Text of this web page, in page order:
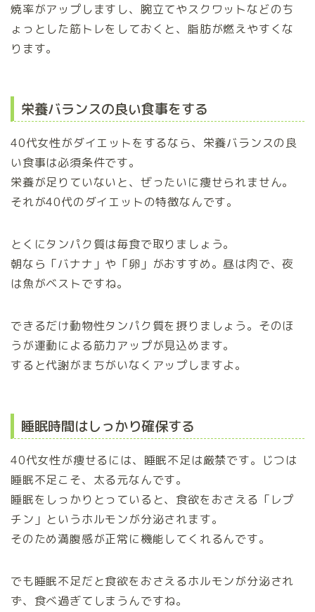
焼率がアップしますし、腕立てやスクワットなどのち
ょっとした筋トレをしておくと、脂肪が燃えやすくな
ります。
栄養バランスの良い食事をする
40代女性がダイエットをするなら、栄養バランスの良
い食事は必須条件です。
栄養が足りていないと、ぜったいに痩せられません。
それが40代のダイエットの特徴なんです。
とくにタンパク質は毎食で取りましょう。
朝なら「バナナ」や「卵」がおすすめ。昼は肉で、夜
は魚がベストですね。
できるだけ動物性タンパク質を摂りましょう。そのほ
うが運動による筋力アップが見込めます。
すると代謝がまちがいなくアップしますよ。
睡眠時間はしっかり確保する
40代女性が痩せるには、睡眠不足は厳禁です。じつは
睡眠不足こそ、太る元なんです。
睡眠をしっかりとっていると、食欲をおさえる「レプ
チン」というホルモンが分泌されます。
そのため満腹感が正常に機能してくれるんです。
でも睡眠不足だと食欲をおさえるホルモンが分泌され
ず、食べ過ぎてしまうんですね。